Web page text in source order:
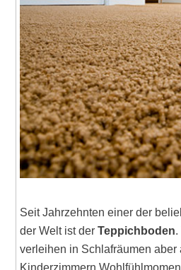
Seit Jahrzehnten einer der
der Welt ist derTeppichboden.
verleihen in Schlafräumen aber
Kinderzimmern